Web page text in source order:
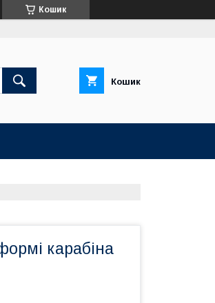
Кошик
Кошик
карабіна